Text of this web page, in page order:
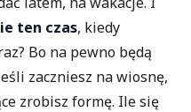
ten czas, kiedy
Bo na pewno będą
zaczniesz na wiosnę,
zrobisz formę. Ile się